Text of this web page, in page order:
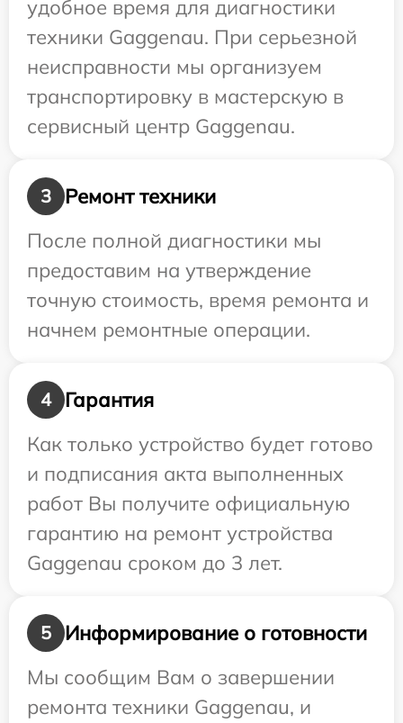
удобное время для диагностики
техники Gaggenau. При серьезной
неисправности мы организуем
транспортировку в мастерскую в
сервисный центр Gaggenau.
3
Ремонт техники
После полной диагностики мы
предоставим на утверждение
точную стоимость, время ремонта и
начнем ремонтные операции.
4
Гарантия
Как только устройство будет готово
и подписания акта выполненных
работ Вы получите официальную
гарантию на ремонт устройства
Gaggenau сроком до 3 лет.
5
Информирование о готовности
Мы сообщим Вам о завершении
ремонта техники Gaggenau, и